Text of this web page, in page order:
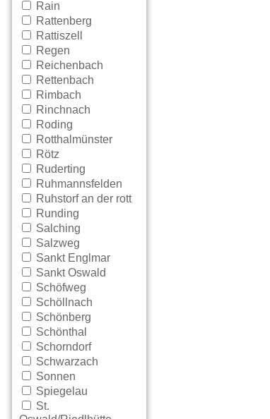
Rain
Rattenberg
Rattiszell
Regen
Reichenbach
Rettenbach
Rimbach
Rinchnach
Roding
Rotthalmünster
Rötz
Ruderting
Ruhmannsfelden
Ruhstorf an der rott
Runding
Salching
Salzweg
Sankt Englmar
Sankt Oswald
Schöfweg
Schöllnach
Schönberg
Schönthal
Schorndorf
Schwarzach
Sonnen
Spiegelau
St.